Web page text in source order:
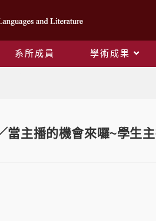
系所成員 學術成果
當主播的機會來囉~學生